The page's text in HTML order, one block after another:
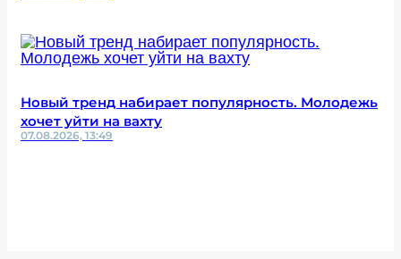
Новый тренд набирает популярность. Молодежь
хочет уйти на вахту
07.08.2026, 13:49